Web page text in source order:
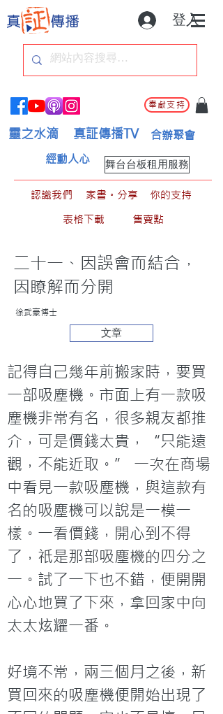
登入
奉獻支持
靈之水滴 真証傳播TV 合辦聚會
舞台台板租用服務
經動人心
認識我們 家書。分享
你的支持
表格下載
售賣點
二十一、因誤會而結合，
因瞭解而分開
徐武豪博士
文章
記得自己幾年前搬家時，要買
一部吸塵機。市面上有一款吸
塵機非常有名，很多親友都推
介，可是價錢太貴，“只能遠
觀，不能近取。” 一次在商場
中看見一款吸塵機，與這款有
名的吸塵機可以說是一模一
樣。一看價錢，開心到不得
了，祇是那部吸塵機的四分之
一。試了一下也不錯，便開開
心心地買了下來，拿回家中向
太太炫耀一番。
好境不常，兩三個月之後，新
買回來的吸塵機便開始出現了